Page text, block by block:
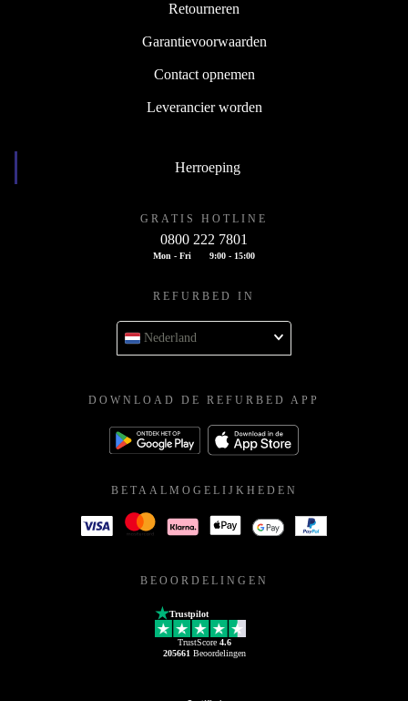
Retourneren
Garantievoorwaarden
Contact opnemen
Leverancier worden
Herroeping
GRATIS HOTLINE
0800 222 7801
Mon - Fri 9:00 - 15:00
REFURBED IN
Nederland
DOWNLOAD DE REFURBED APP
BETAALMOGELIJKHEDEN
BEOORDELINGEN
Trustpilot
TrustScore 4.6
205661 Beoordelingen